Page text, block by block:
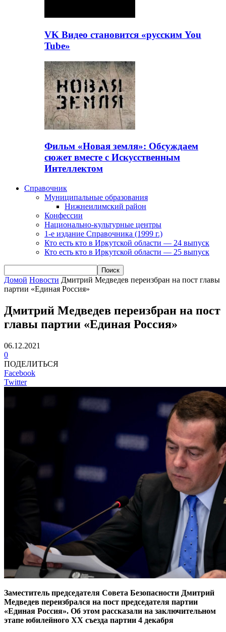
VK Видео становится «русским You
Tube»
Фильм «Новая земля»: Обсуждаем
сюжет вместе с Искусственным
Интеллектом
Справочник
Муниципальные образования
Нижнеилимский район
Конфессии
Национально-культурные центры
1-е издание Справочника (1999 г.)
Кто есть кто в Иркутской области — 24 выпуск
Кто есть кто в Иркутской области — 25 выпуск
Домой Новости Дмитрий Медведев переизбран на пост главы
партии «Единая Россия»
Дмитрий Медведев переизбран на пост
главы партии «Единая Россия»
06.12.2021
0
ПОДЕЛИТЬСЯ
Facebook
Twitter
Заместитель председателя Совета Безопасности Дмитрий
Медведев переизбрался на пост председателя партии
«Единая Россия». Об этом рассказали на заключительном
этапе юбилейного ХХ съезда партии 4 декабря